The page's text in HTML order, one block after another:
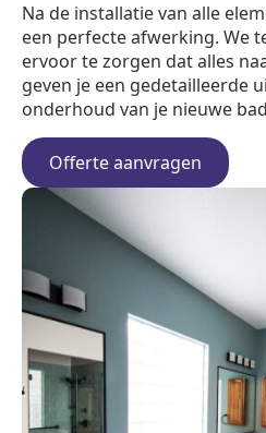
Na de installatie van alle
een perfecte afwerking. We
ervoor te zorgen dat alles
geven je een gedetailleerde
onderhoud van je nieuwe
Offerte aanvragen